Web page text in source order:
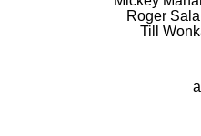
Roger
Till